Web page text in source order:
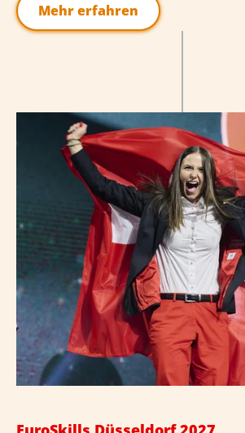
Mehr erfahren